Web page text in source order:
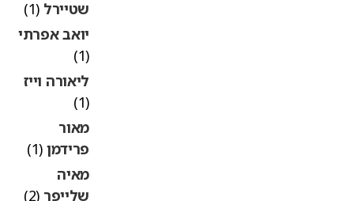
שטיירל(1)
יואב אפרתי
ליאורה וייז
מאור
פרידמן(1)
מאיה
שלייפר(2)